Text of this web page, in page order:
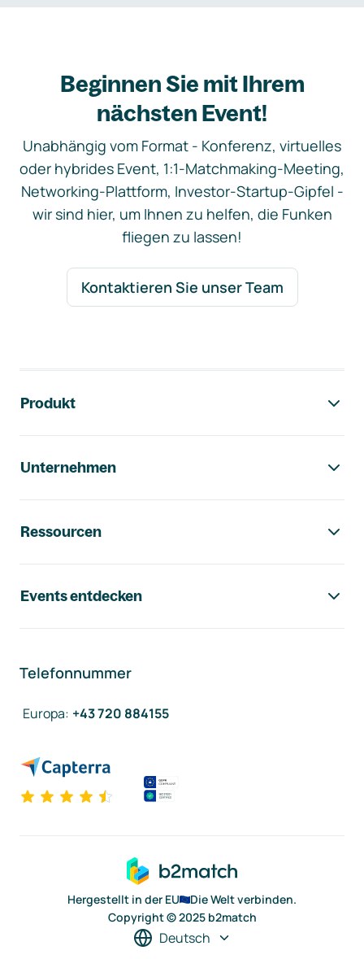
Beginnen Sie mit Ihrem
nächsten Event!
Unabhängig vom Format - Konferenz, virtuelles
oder hybrides Event, 1:1-Matchmaking-Meeting,
Networking-Plattform, Investor-Startup-Gipfel -
wir sind hier, um Ihnen zu helfen, die Funken
fliegen zu lassen!
Kontaktieren Sie unser Team
Produkt
Unternehmen
Ressourcen
Events entdecken
Telefonnummer
Europa: +43 720 884155
Hergestellt in der EU
Die Welt verbinden.
Copyright © 2025 b2match
Deutsch